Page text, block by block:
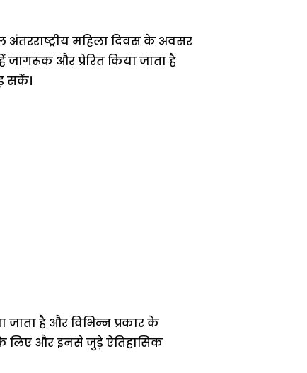
महिला दिवस के अवसर
और प्रेरित किया जाता है
सकें।
है और विभिन्न प्रकार के
और इनसे जुड़े ऐतिहासिक